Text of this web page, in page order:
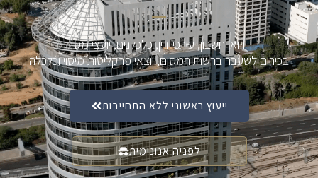
רואי חשבון, עורכי דין, כלכלנים, יועצי מס
בכירים לשעבר ברשות המסים, יוצאי פרקליטות מיסוי וכלכלה
ייעוץ ראשוני ללא התחייבות
לפניה אנונימית